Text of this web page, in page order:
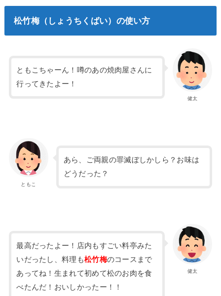
松竹梅（しょうちくばい）の使い方
健太
ともこちゃーん！噂のあの焼肉屋さんに
行ってきたよー！
ともこ
あら、ご両親の罪滅ぼしかしら？お味は
どうだった？
健太
最高だったよー！店内もすごい料亭みた
いだったし、料理も松竹梅のコースまで
あってね！生まれて初めて松のお肉を食
べたんだ！おいしかったー！！